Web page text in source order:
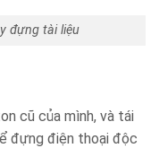
đựng tài liệu
cũ của mình, và tái
đựng điện thoại độc